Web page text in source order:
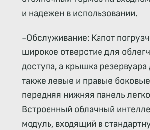
и надежен в использовании.
-Обслуживание: Капот
широкое отверстие для
доступа, а крышка резервуара
также левые и правые
передняя нижняя панель
Встроенный облачный
модуль, входящий в